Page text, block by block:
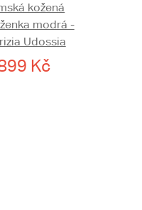
kožená
modrá -
Udossia
Kč